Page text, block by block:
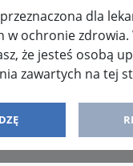
dla
w ochronie zdrowia.
że jesteś osobą
zawartych na tej